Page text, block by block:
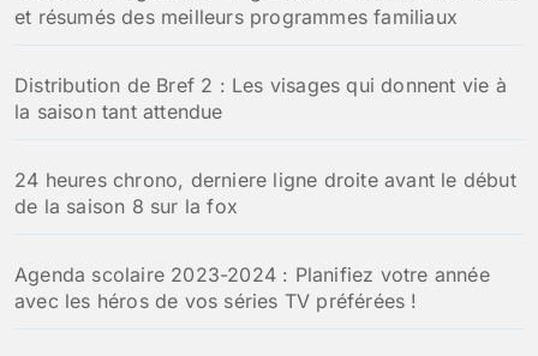
et résumés des meilleurs programmes familiaux
Distribution de Bref 2 : Les visages qui donnent vie à
la saison tant attendue
24 heures chrono, derniere ligne droite avant le début
de la saison 8 sur la fox
Agenda scolaire 2023-2024 : Planifiez votre année
avec les héros de vos séries TV préférées !